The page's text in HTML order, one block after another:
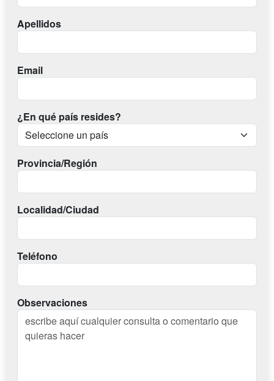
Apellidos
Email
¿En qué país resides?
Provincia/Región
Localidad/Ciudad
Teléfono
Observaciones